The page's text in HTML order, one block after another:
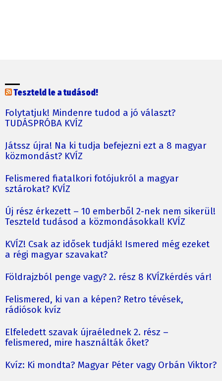
Teszteld le a tudásod!
Folytatjuk! Mindenre tudod a jó választ?
TUDÁSPRÓBA KVÍZ
Játssz újra! Na ki tudja befejezni ezt a 8 magyar
közmondást? KVÍZ
Felismered fiatalkori fotójukról a magyar
sztárokat? KVÍZ
Új rész érkezett – 10 emberből 2-nek nem sikerül!
Teszteld tudásod a közmondásokkal! KVÍZ
KVÍZ! Csak az idősek tudják! Ismered még ezeket
a régi magyar szavakat?
Földrajzból penge vagy? 2. rész 8 KVÍZkérdés vár!
Felismered, ki van a képen? Retro tévések,
rádiósok kvíz
Elfeledett szavak újraélednek 2. rész –
felismered, mire használták őket?
Kvíz: Ki mondta? Magyar Péter vagy Orbán Viktor?